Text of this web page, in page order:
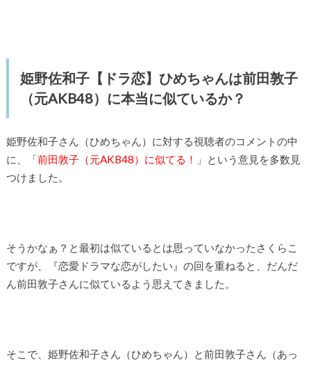
姫野佐和子【ドラ恋】ひめちゃんは前田敦子
（元AKB48）に本当に似ているか？
姫野佐和子さん（ひめちゃん）に対する視聴者のコメントの中
に、「前田敦子（元AKB48）に似てる！
」という意見を多数見
つけました。
そうかなぁ？と最初は似ているとは思っていなかったさくらこ
ですが、『恋愛ドラマな恋がしたい』の回を重ねると、だんだ
ん前田敦子さんに似ているよう思えてきました。
そこで、姫野佐和子さん（ひめちゃん）と前田敦子さん（あっ